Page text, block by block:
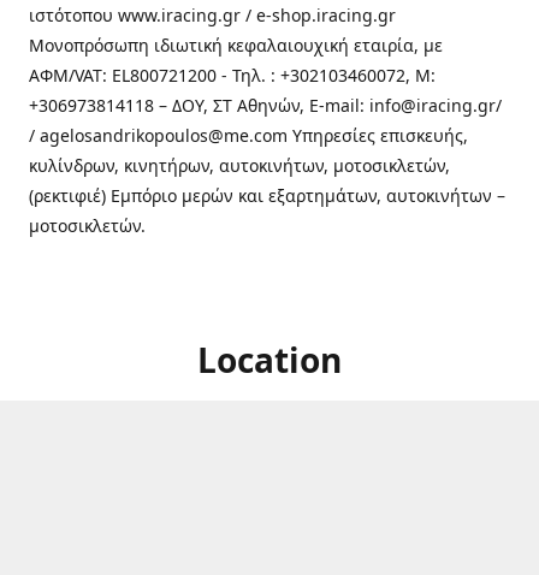
ιστότοπου www.iracing.gr / e-shop.iracing.gr
Μονοπρόσωπη ιδιωτική κεφαλαιουχική εταιρία, με
ΑΦΜ/VAT: EL800721200 - Τηλ. : +302103460072, M:
+306973814118 – ΔΟΥ, ΣΤ Αθηνών, E-mail: info@iracing.gr/
/ agelosandrikopoulos@me.com Υπηρεσίες επισκευής,
κυλίνδρων, κινητήρων, αυτοκινήτων, μοτοσικλετών,
(ρεκτιφιέ) Εμπόριο μερών και εξαρτημάτων, αυτοκινήτων –
μοτοσικλετών.
Location